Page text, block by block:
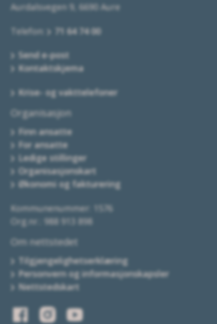
Aurdalsvegen 9, 6690 Aure
Telefon: 71 64 74 00
Send e-post
Kontaktskjema
Krise- og vakttelefoner
Organisasjon
Finn ansatte
For ansatte
Ledige stillinger
Organisasjonskart
Økonomi og fakturering
Kommunenummer: 1576
Org.nr.: 988 913 898
Om nettstedet
Tilgjengelighetserklæring
Personvern og informasjonskapsler
Nettstedskart